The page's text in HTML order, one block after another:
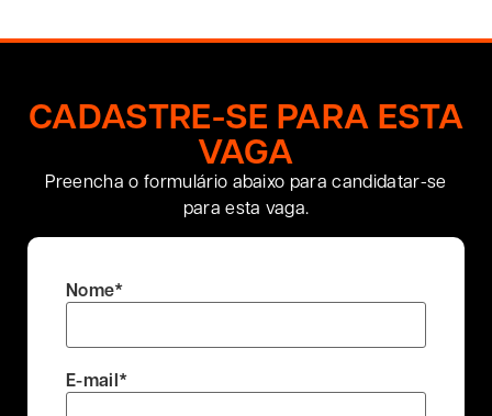
CADASTRE-SE PARA ESTA
VAGA
Preencha o formulário abaixo para candidatar-se
para esta vaga.
Nome*
E-mail*